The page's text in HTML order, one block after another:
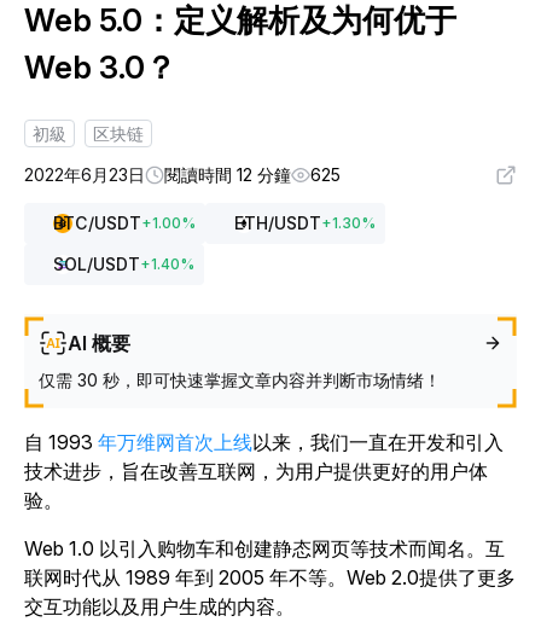
Web 5.0：定义解析及为何优于
Web 3.0？
初級
区块链
2022年6月23日
閱讀時間 12 分鐘 625
BTC/USDT+1.00% ETH/USDT+1.30%
SOL/USDT+1.40%
AI 概要
仅需 30 秒，即可快速掌握文章内容并判断市场情绪！
自 1993 年万维网首次上线以来，我们一直在开发和引入
技术进步，旨在改善互联网，为用户提供更好的用户体
验。
Web 1.0 以引入购物车和创建静态网页等技术而闻名。互
联网时代从 1989 年到 2005 年不等。Web 2.0提供了更多
交互功能以及用户生成的内容。